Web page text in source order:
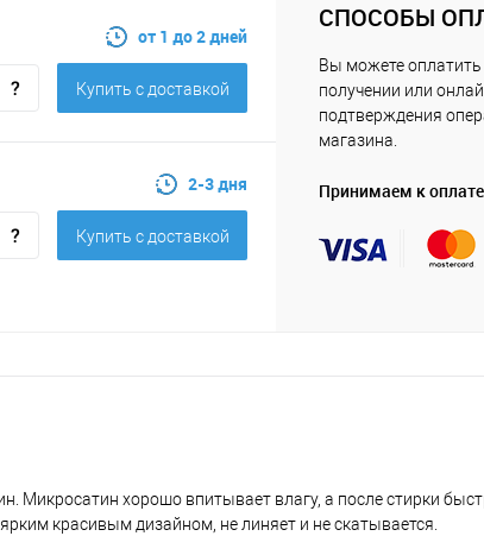
от 1 до 2 дней
Купить c доставкой
2-3 дня
Купить c доставкой
СПОСОБЫ
Вы можете оплатить
получении или
подтверждения
магазина.
Принимаем к оплате
Микросатин хорошо впитывает влагу, а после стирки
красивым дизайном, не линяет и не скатывается.